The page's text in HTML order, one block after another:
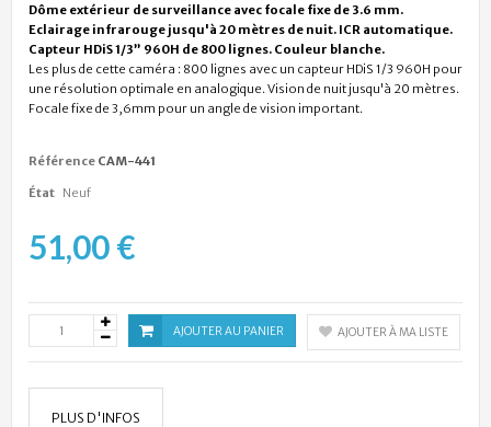
Dôme extérieur de surveillance avec focale fixe de 3.6 mm.
Eclairage infrarouge jusqu'à 20 mètres de nuit. ICR automatique.
Capteur HDiS 1/3” 960H de 800 lignes. Couleur blanche.
Les plus de cette caméra : 800 lignes avec un capteur HDiS 1/3 960H pour
une résolution optimale en analogique. Vision de nuit jusqu'à 20 mètres.
Focale fixe de 3,6mm pour un angle de vision important.
Référence CAM-441
État Neuf
51,00 €
AJOUTER AU PANIER AJOUTER À MA LISTE
PLUS D'INFOS